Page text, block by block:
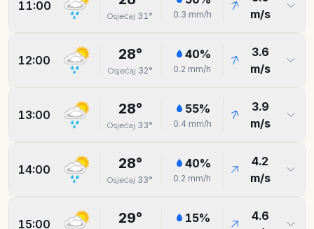
11:00
Osjećaj 31° 0.3 mm/h
m/s
12:00 28°
Osjećaj 32°
40%
0.2 mm/h
3.6
m/s
13:00 28°
Osjećaj 33°
55%
0.4 mm/h
3.9
m/s
14:00 28°
Osjećaj 33°
40%
0.2 mm/h
4.2
m/s
15:00 29° 15%
4.6